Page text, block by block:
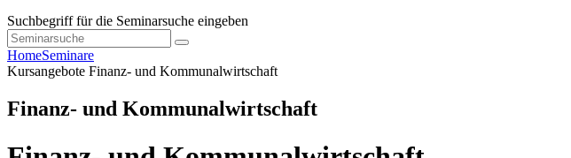
Suchbegriff für die Seminarsuche eingeben
HomeSeminare
Kursangebote Finanz- und Kommunalwirtschaft
Finanz- und Kommunalwirtschaft